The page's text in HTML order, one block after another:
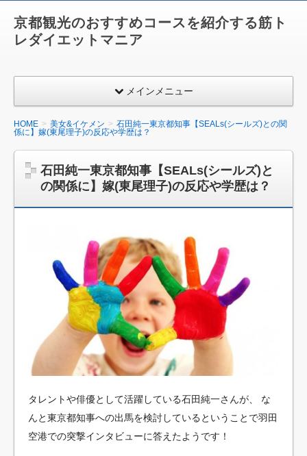
京都観光のおすすめコースを紹介する筋ト
レダイエットマニア
メインメニュー
HOME 美女&イケメン
石田純一東京都知事【SEALs(シールズ)との関
係に】嫁(東尾理子)の反応や学歴は？
石田純一東京都知事【SEALs(シールズ)と
の関係に】嫁(東尾理子)の反応や学歴は？
タレントや俳優として活躍している石田純一さんが、
な
んと東京都知事への出馬を検討しているということで羽田
空港での突撃インタビューに答えたようです！